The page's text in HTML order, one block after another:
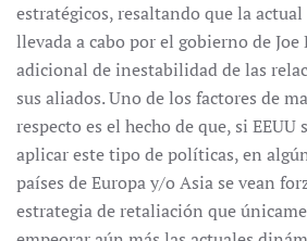
estratégicos, resaltando que la
llevada a cabo por el gobierno de
adicional de inestabilidad de las
sus aliados. Uno de los factores de
respecto es el hecho de que, si
aplicar este tipo de políticas, en
países de Europa y/o Asia se vean
estrategia de retaliación que